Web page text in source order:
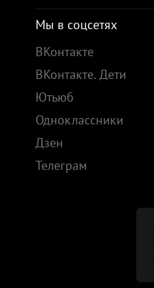
Мы в соцсетях
ВКонтакте
ВКонтакте. Дети
Ютьюб
Одноклассники
Дзен
Телеграм